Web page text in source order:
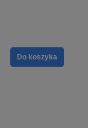
Do koszyka